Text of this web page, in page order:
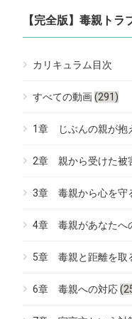
【完全版】毒親ト
カリキュラム目次
すべての動画(291)
1章 じぶんの親が抱
2章 親から受けた被
3章 毒親から心を守
4章 毒親があなたへ
5章 毒親と距離を取
6章 毒親への対応